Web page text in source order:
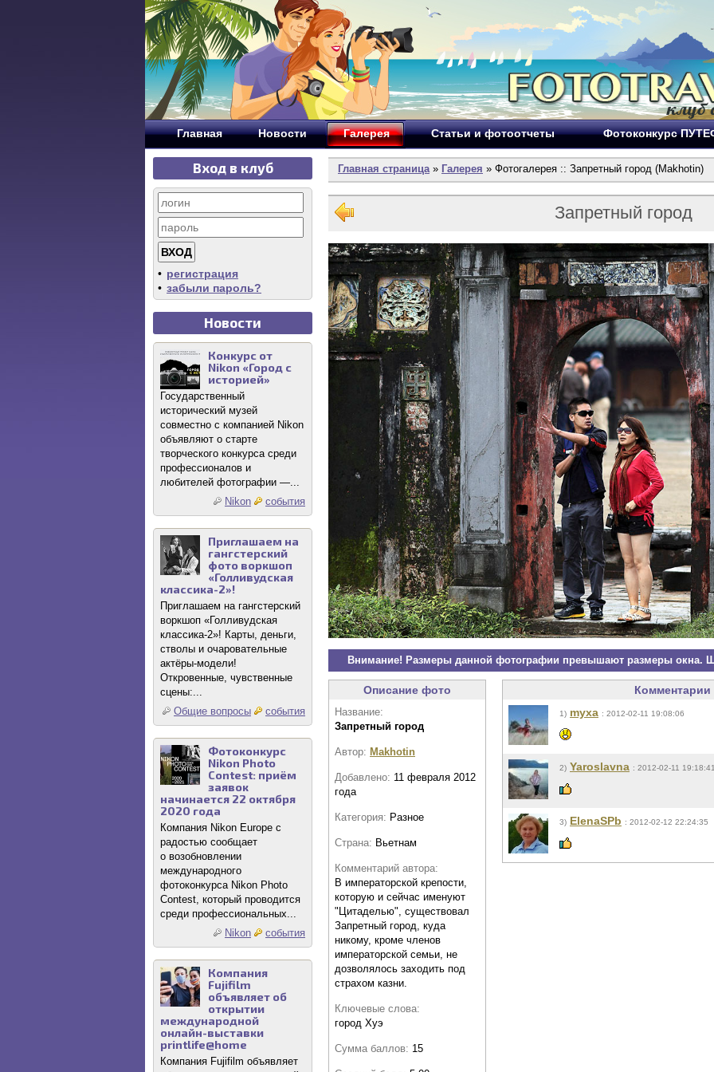
Главная Новости Галерея Статьи и фотоотчеты Фотоконкурс
Вход в клуб
• регистрация
• забыли пароль?
Новости
Конкурс от
Nikon «Город с
историей»
Государственный
исторический музей
совместно с компанией Nikon
объявляют о старте
творческого конкурса среди
профессионалов и
любителей фотографии —...
Nikon
события
Приглашаем на
гангстерский
фото воркшоп
«Голливудская
классика-2»!
Приглашаем на гангстерский
воркшоп «Голливудская
классика-2»! Карты, деньги,
стволы и очаровательные
актёры-модели!
Откровенные, чувственные
сцены:...
Общие вопросы
события
Фотоконкурс
Nikon Photo
Contest: приём
заявок
начинается 22 октября
2020 года
Компания Nikon Europe с
радостью сообщает
о возобновлении
международного
фотоконкурса Nikon Photo
Contest, который проводится
среди профессиональных...
Nikon
события
Компания
Fujifilm
объявляет об
открытии
международной
онлайн-выставки
printlife@home
Компания Fujifilm объявляет
Главная страница» Галерея » Фотогалерея :: Запретный город (Makhotin)
Запретный город
Внимание! Размеры данной фотографии превышают размеры окна.
Описание фото
Название:
Запретный город
Автор: Makhotin
Добавлено: 11 февраля 2012
года
Категория: Разное
Страна: Вьетнам
Комментарий автора:
В императорской крепости,
которую и сейчас именуют
"Цитаделью", существовал
Запретный город, куда
никому, кроме членов
императорской семьи, не
дозволялось заходить под
страхом казни.
Ключевые слова:
город Хуэ
Сумма баллов: 15
Комментарии
1) myxa : 2012-02-11 19:08:06
2) Yaroslavna : 2012-02-11
3) ElenaSPb : 2012-02-12 22:24:35